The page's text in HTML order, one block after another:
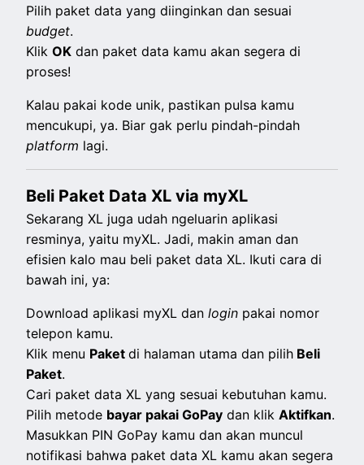
Pilih paket data yang diinginkan dan sesuai
budget.
KlikOK dan paket data kamu akan segera di
proses!
Kalau pakai kode unik, pastikan pulsa kamu
mencukupi, ya. Biar gak perlu pindah-pindah
platform lagi.
Beli Paket Data XL via myXL
Sekarang XL juga udah ngeluarin aplikasi
resminya, yaitu myXL. Jadi, makin aman dan
efisien kalo mau beli paket data XL. Ikuti cara di
bawah ini, ya:
Download aplikasi myXL danlogin pakai nomor
telepon kamu.
Klik menu Paketdi halaman utama dan pilih Beli
Paket.
Cari paket data XL yang sesuai kebutuhan kamu.
Pilih metode bayar pakai GoPay dan klikAktifkan.
Masukkan PIN GoPay kamu dan akan muncul
notifikasi bahwa paket data XL kamu akan segera